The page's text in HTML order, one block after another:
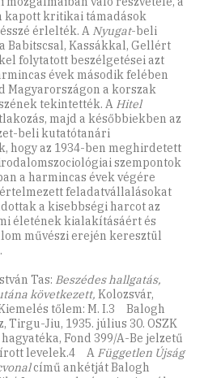
kapott kritikai támadások
érlelték. A Nyugat-beli
Babitscsal, Kassákkal, Gellért
folytatott beszélgetései azt
évek második felében
Magyarországon a korszak
tekintették. A Hitel
majd a későbbiekben az
beli kutatótanári
hogy az 1934-ben meghirdetett
szempontok
a harmincas évek végére
feladatvállalásokat
a kisebbségi harcot az
életének kialakításáért és
művészi erején keresztül
Tas: Beszédes hallgatás,
következett, Kolozsvár,
tőlem: M. I.3 Balogh
Tirgu-Jiu, 1935. július 30. OSZK
Fond 399/A-Be jelzetű
írott levelek.4 A Független Újság
című ankétját Balogh